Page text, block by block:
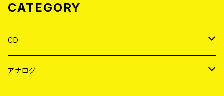
CATEGORY
CD
JAPAN
アナログ